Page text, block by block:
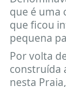
que é uma
que ficou
pequena
Por volta
construída
nesta